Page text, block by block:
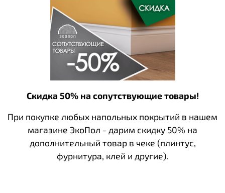
Скидка 50% на сопутствующие товары!
При покупке любых напольных покрытий в нашем
магазине ЭкоПол - дарим скидку 50% на
дополнительный товар в чеке (плинтус,
фурнитура, клей и другие).